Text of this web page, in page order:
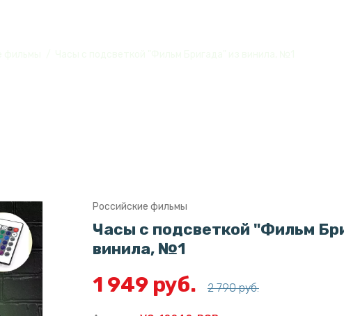
Российские фильмы
Часы с подсветкой "Фильм
винила, №1
1 949 руб. 2 790 руб.